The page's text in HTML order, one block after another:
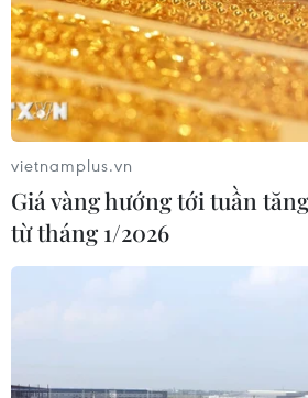
vietnamplus.vn
Giá vàng hướng tới tuần
từ tháng 1/2026